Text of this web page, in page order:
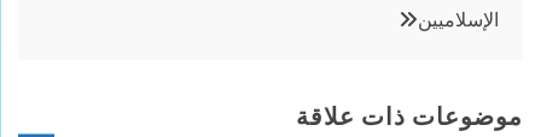
الإسلاميين
موضوعات ذات علاقة